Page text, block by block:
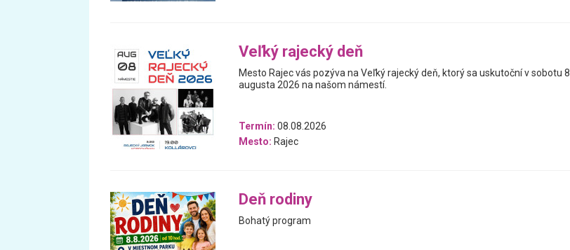
Veľký rajecký deň
Mesto Rajec vás pozýva na Veľký rajecký deň, ktorý sa uskutoční v sobotu 8.
augusta 2026 na našom námestí.
Termín: 08.08.2026
Mesto: Rajec
Deň rodiny
Bohatý program